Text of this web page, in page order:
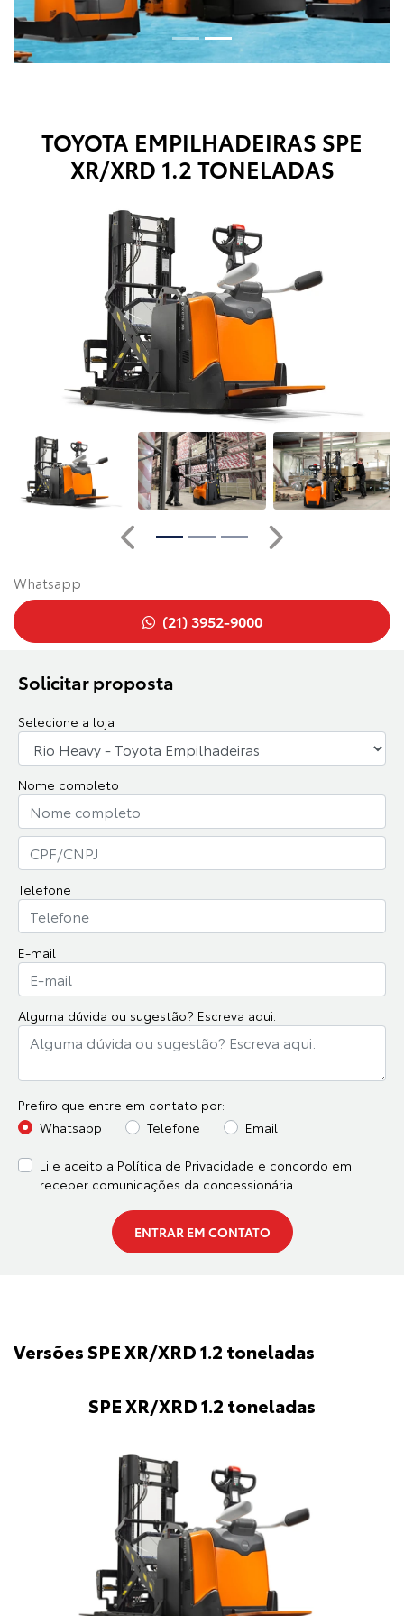
TOYOTA EMPILHADEIRAS SPE
XR/XRD 1.2 TONELADAS
Solicitar proposta
Selecione a loja
Nome completo
Telefone
E-mail
Alguma dúvida ou sugestão? Escreva aqui.
Prefiro que entre em contato por:
Whatsapp
Telefone Email
Li e aceito a Política de Privacidade e concordo em
receber comunicações da concessionária.
ENTRAR EM CONTATO
Anterior Próximo
Whatsapp
(21) 3952-9000
Versões SPE XR/XRD 1.2 toneladas
SPE XR/XRD 1.2 toneladas